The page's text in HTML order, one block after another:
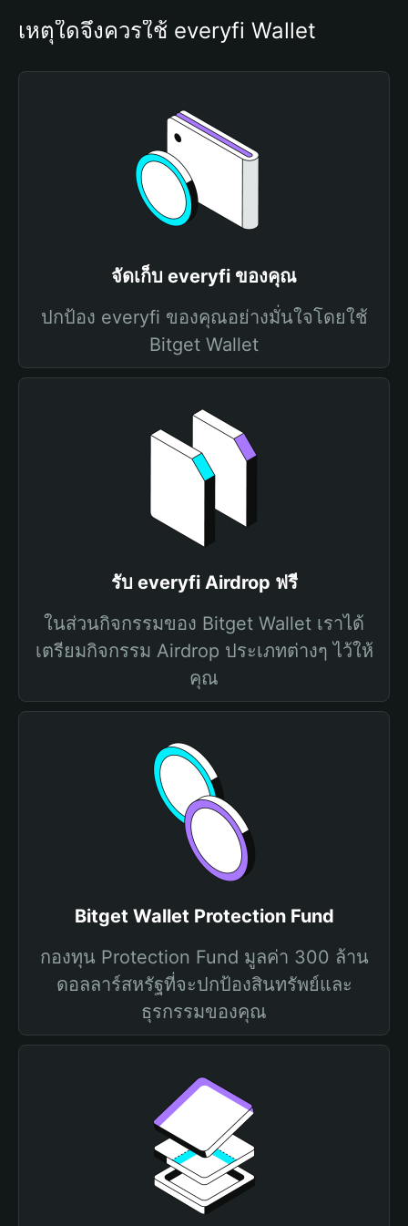
เหตุใดจึงควรใช้ everyfi Wallet
จัดเก็บ everyfi ของคุณ
ปกป้อง everyfi ของคุณอย่างมั่นใจโดยใช้
Bitget Wallet
รับ everyfi Airdrop ฟรี
ในส่วนกิจกรรมของ Bitget Wallet เราได้
เตรียมกิจกรรม Airdrop ประเภทต่างๆ ไว้ให้
คุณ
Bitget Wallet Protection Fund
กองทุน Protection Fund มูลค่า 300 ล้าน
ดอลลาร์สหรัฐที่จะปกป้องสินทรัพย์และ
ธุรกรรมของคุณ